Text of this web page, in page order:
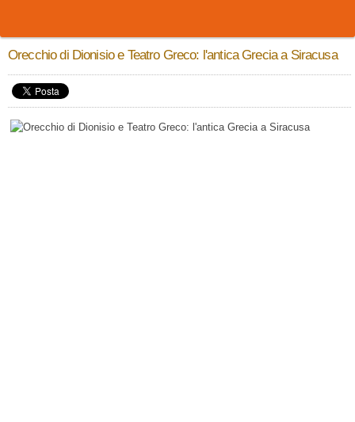
Orecchio di Dionisio e Teatro Greco: l'antica Grecia a Siracusa